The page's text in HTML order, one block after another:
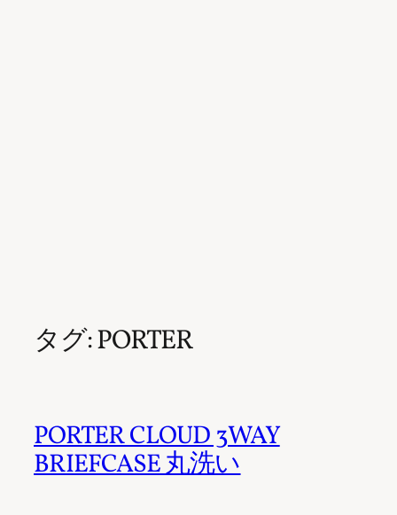
タグ:PORTER
PORTER CLOUD 3WAY
BRIEFCASE 丸洗い